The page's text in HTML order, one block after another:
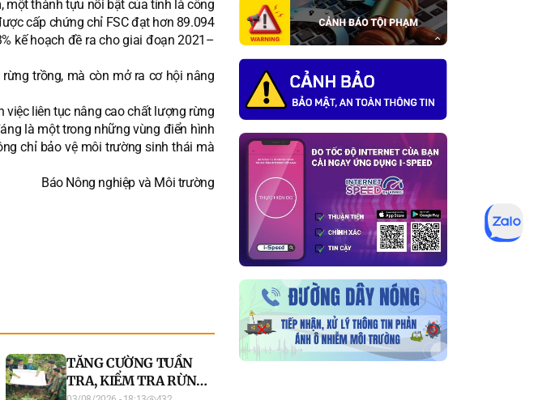
một thành tựu nổi bật của tỉnh là công
cấp chứng chỉ FSC đạt hơn 89.094
kế hoạch đề ra cho giai đoạn 2021–
trồng, mà còn mở ra cơ hội nâng
liên tục nâng cao chất lượng rừng
là một trong những vùng điển hình
chỉ bảo vệ môi trường sinh thái mà
Báo Nông nghiệp và Môi trường
TĂNG CƯỜNG TUẦN
TRA, KIỂM TRA RỪNG